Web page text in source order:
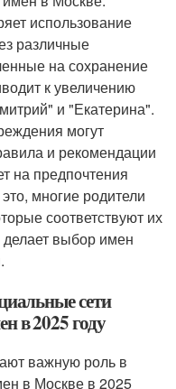
использование
различные
на сохранение
к увеличению
и "Екатерина".
могут
и рекомендации
на предпочтения
многие родители
соответствуют их
выбор имен
сети
в 2025 году
важную роль в
в Москве в 2025